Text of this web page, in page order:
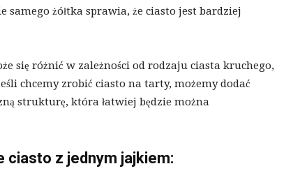
żółtka sprawia, że ciasto jest bardziej
się różnić w zależności od rodzaju ciasta kruchego,
chcemy zrobić ciasto na tarty, możemy dodać
strukturę, która łatwiej będzie można
ciasto z jednym jajkiem: